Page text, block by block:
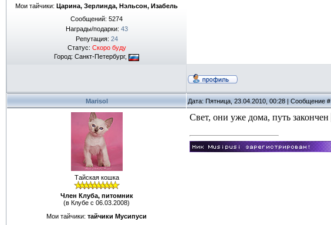
Мои тайчики: Царина, Зерлинда, Нэльсон, Изабель
Сообщений: 5274
Награды/подарки: 43
Репутация: 24
Статус: Скоро буду
Город: Санкт-Петербург,
Marisol Дата: Пятница, 23.04.2010, 00:28 | Сообщение #
Тайская кошка
Член Клуба, питомник
(в Клубе с 06.03.2008)
Мои тайчики: тайчики Мусипуси
Свет, они уже дома, путь закончен